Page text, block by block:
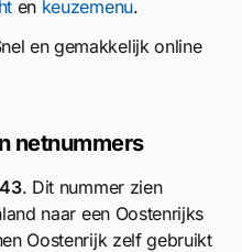
en keuzemenu.
en gemakkelijk online
netnummers
. Dit nummer zien
naar een Oostenrijks
Oostenrijk zelf gebruikt